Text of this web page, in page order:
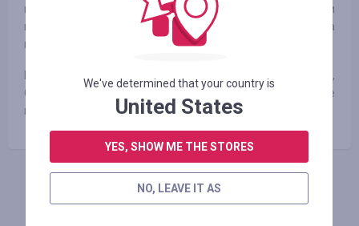
приятный ритуал. У нас сотни тысяч друзей и десятки
книжных наград. Каждый час выходит новая рецензия на
нашу книгу.
Наши 7 направлений книг: Бизнес, Маркетинг,
Саморазвитие, Творчество, Детство, Расширяющие
кругозор, Здоровый образ жизни.
INICIE SESIÓN PARA DEJAR UNA RESEÑA
We've determined that your country is
United States
YES, SHOW ME THE STORES
NO, LEAVE IT AS